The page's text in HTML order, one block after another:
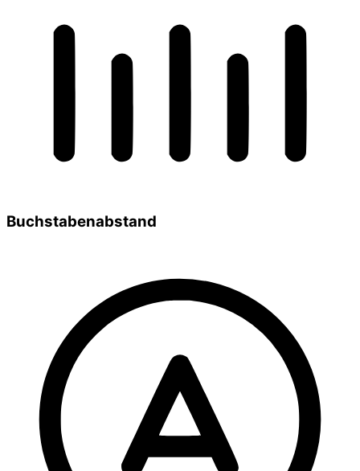
Buchstabenabstand